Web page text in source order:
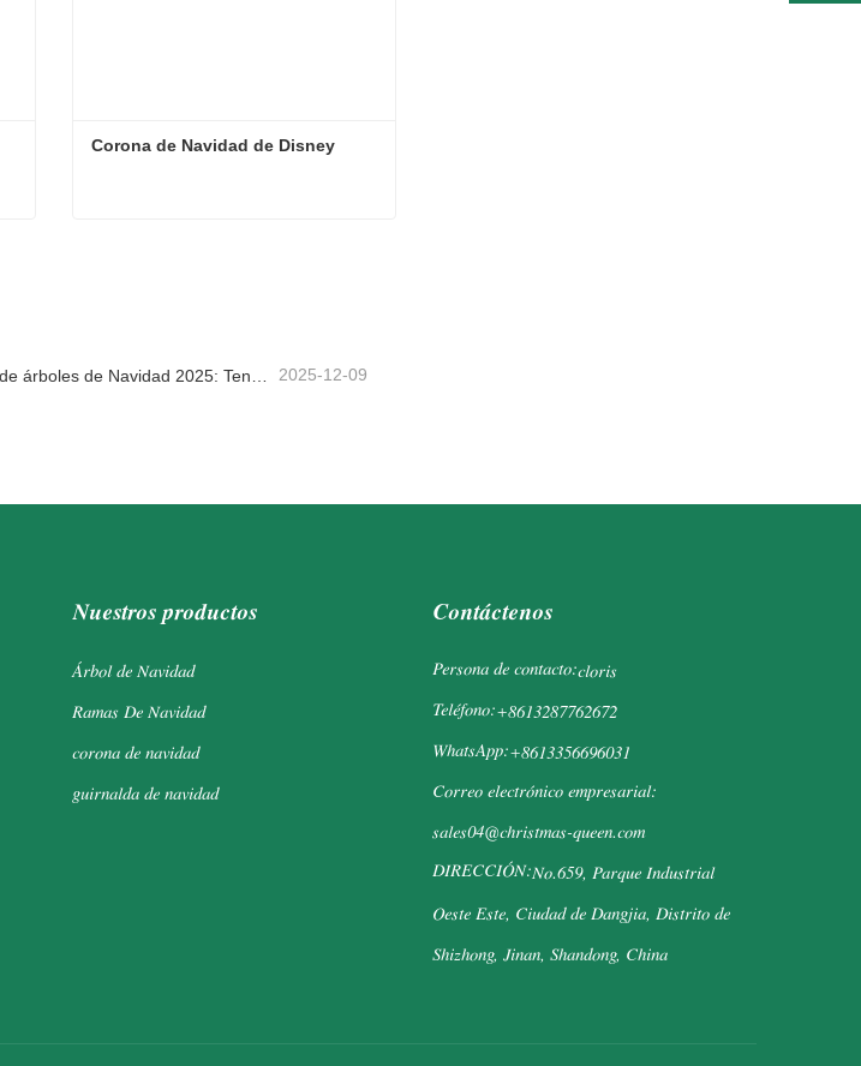
Corona de Navidad de Disney
Mercado de árboles de Navidad 2025: Tendencias, tecnologías y guía de compras para compradores B2B 2025-12-09
Nuestros productos
Árbol de Navidad
Ramas De Navidad
corona de navidad
guirnalda de navidad
Contáctenos
Persona de contacto:cloris
Teléfono:+8613287762672
WhatsApp:+8613356696031
Correo electrónico empresarial:
sales04@christmas-queen.com
DIRECCIÓN:No.659, Parque Industrial
Oeste Este, Ciudad de Dangjia, Distrito de
Shizhong, Jinan, Shandong, China